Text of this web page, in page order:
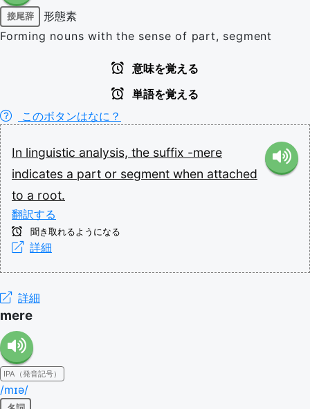
接尾辞
形態素
Forming nouns with the sense of part, segment
意味を覚える
単語を覚える
このボタンはなに？
In linguistic analysis, the suffix -mere
indicates a part or segment when attached
to a root.
翻訳する
聞き取れるようになる
詳細
詳細
mere
IPA（発音記号）
/mɪə/